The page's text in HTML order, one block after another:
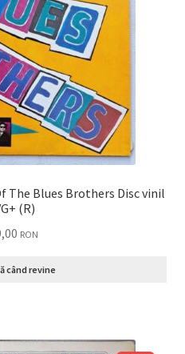
Brothers Disc vinil
LP VG+ (R)
RON
când revine